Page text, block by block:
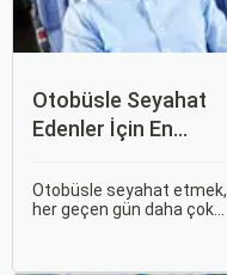
Otobüsle Seyahat
Edenler İçin En
İpuçları
Otobüsle seyahat etmek,
her geçen gün daha çok